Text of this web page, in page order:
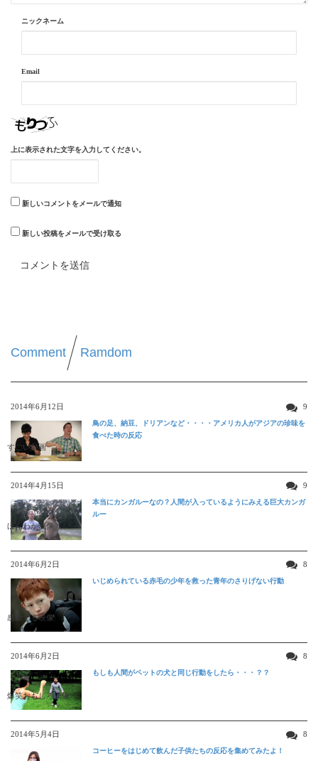
ニックネーム
Email
上に表示された文字を入力してください。
新しいコメントをメールで通知
新しい投稿をメールで受け取る
Comment Ramdom
2014年6月12日 9
すごい動画
鳥の足、納豆、ドリアンなど・・・・アメリカ人がアジアの珍味を
食べた時の反応
2014年4月15日 9
ほんわか映像
本当にカンガルーなの？人間が入っているようにみえる巨大カンガ
ルー
2014年6月2日 8
感動する映像
いじめられている赤毛の少年を救った青年のさりげない行動
2014年6月2日 8
爆笑おもしろ映像
もしも人間がペットの犬と同じ行動をしたら・・・？？
2014年5月4日 8
コーヒーをはじめて飲んだ子供たちの反応を集めてみたよ！